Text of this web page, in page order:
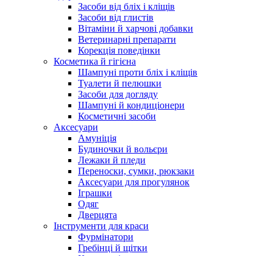
Засоби від бліх і кліщів
Засоби від глистів
Вітаміни й харчові добавки
Ветеринарні препарати
Корекція поведінки
Косметика й гігієна
Шампуні проти бліх і кліщів
Туалети й пелюшки
Засоби для догляду
Шампуні й кондиціонери
Косметичні засоби
Аксесуари
Амуніція
Будиночки й вольєри
Лежаки й пледи
Переноски, сумки, рюкзаки
Аксесуари для прогулянок
Іграшки
Одяг
Дверцята
Інструменти для краси
Фурмінатори
Гребінці й щітки